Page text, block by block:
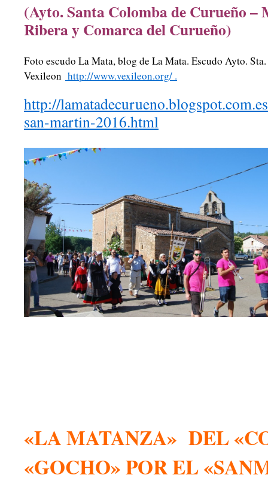
(Ayto. Santa Colomba de Curueño
Ribera y Comarca del Curueño)
Foto escudo La Mata, blog de La Mata. Escudo Ayto.
Vexileon http://www.vexileon.org/ .
http://
san-martin-2016.html
«LA MATANZA» DEL
«GOCHO» POR EL